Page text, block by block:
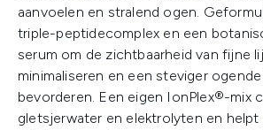
aanvoelen en stralend ogen.
triple-peptidecomplex en een
serum om de zichtbaarheid van fijne
minimaliseren en een steviger
bevorderen. Een eigen IonPlex®-mix
gletsjerwater en elektrolyten en